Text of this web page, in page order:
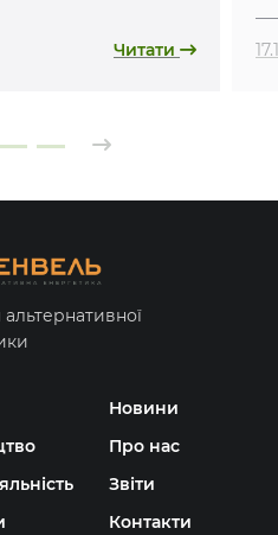
Читати
Новини
Про нас
Звіти
Контакти